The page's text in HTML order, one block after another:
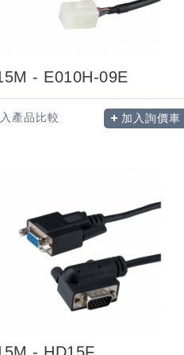
- E010H-09E
產品比較 加入詢價車